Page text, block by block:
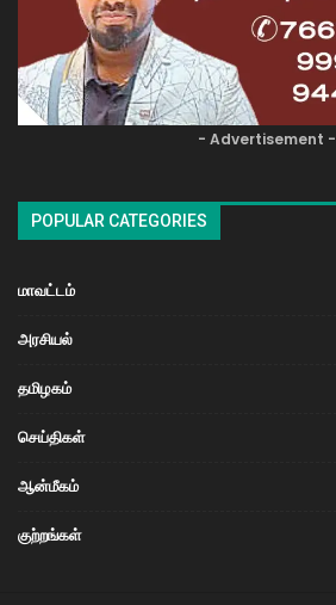
- Advertisement -
POPULAR CATEGORIES
மாவட்டம்
அரசியல்
தமிழகம்
செய்திகள்
ஆன்மீகம்
குற்றங்கள்